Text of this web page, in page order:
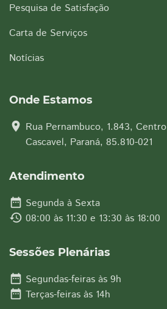
Pesquisa de Satisfação
Carta de Serviços
Notícias
Onde Estamos
location_on Rua Pernambuco, 1.843, Centro
Cascavel, Paraná, 85.810-021
Atendimento
date_range Segunda à Sexta
history 08:00 às 11:30 e 13:30 às 18:00
Sessões Plenárias
date_range Segundas-feiras às 9h
date_range Terças-feiras às 14h